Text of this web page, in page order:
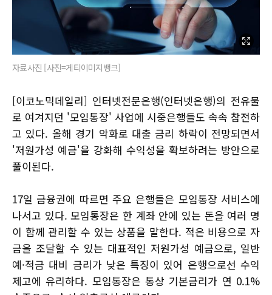
자료사진 [사진=게티이미지뱅크]
[이코노믹데일리] 인터넷전문은행(인터넷은행)의 전유물
로 여겨지던 '모임통장' 사업에 시중은행들도 속속 참전하
고 있다. 올해 경기 악화로 대출 금리 하락이 전망되면서
'저원가성 예금'을 강화해 수익성을 확보하려는 방안으로
풀이된다.
17일 금융권에 따르면 주요 은행들은 모임통장 서비스에
나서고 있다. 모임통장은 한 계좌 안에 있는 돈을 여러 명
이 함께 관리할 수 있는 상품을 말한다. 적은 비용으로 자
금을 조달할 수 있는 대표적인 저원가성 예금으로, 일반
예·적금 대비 금리가 낮은 특징이 있어 은행으로선 수익
제고에 유리하다. 모임통장은 통상 기본금리가 연 0.1%